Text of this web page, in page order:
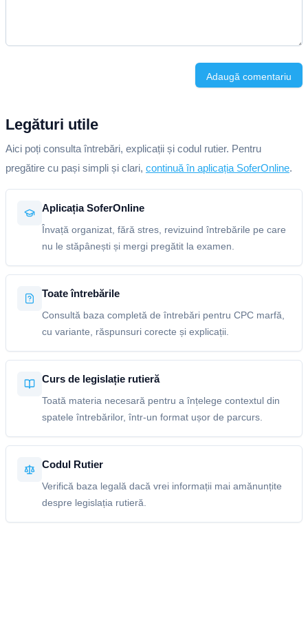
Adaugă comentariu
Legături utile
Aici poți consulta întrebări, explicații și codul rutier. Pentru
pregătire cu pași simpli și clari, continuă în aplicația SoferOnline.
Aplicația SoferOnline
Învață organizat, fără stres, revizuind întrebările pe care
nu le stăpânești și mergi pregătit la examen.
Toate întrebările
Consultă baza completă de întrebări pentru CPC marfă,
cu variante, răspunsuri corecte și explicații.
Curs de legislație rutieră
Toată materia necesară pentru a înțelege contextul din
spatele întrebărilor, într-un format ușor de parcurs.
Codul Rutier
Verifică baza legală dacă vrei informații mai amănunțite
despre legislația rutieră.